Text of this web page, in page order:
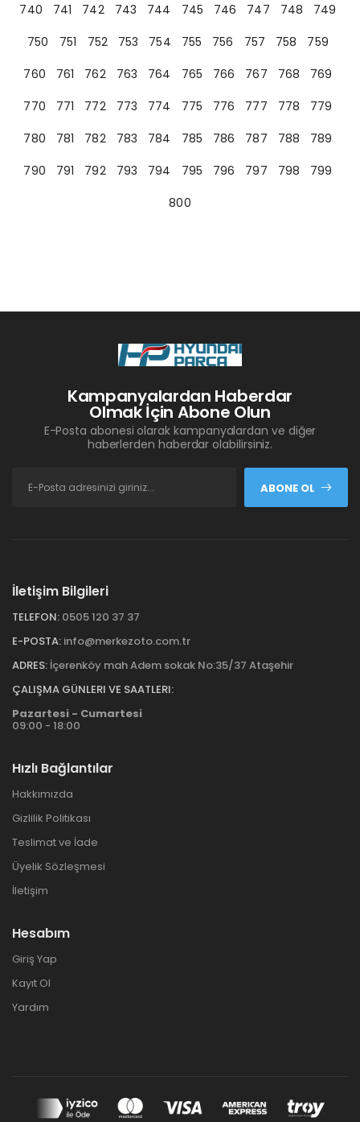
740
741 742 743 744 745 746 747 748
749
750
751 752 753 754 755 756 757 758
759
760
761 762 763 764 765 766 767 768
769
770
771 772 773 774 775 776 777 778
779
780
781 782 783 784 785 786 787 788
789
790
791 792 793 794 795 796 797 798
799
800
Kampanyalardan Haberdar
Olmak İçin Abone Olun
E-Posta abonesi olarak kampanyalardan ve diğer
haberlerden haberdar olabilirsiniz.
ABONE OL
İletişim Bilgileri
TELEFON: 0505 120 37 37
E-POSTA: info@merkezoto.com.tr
ADRES: İçerenköy mah Adem sokak No:35/37 Ataşehir
ÇALIŞMA GÜNLERI VE SAATLERI:
Pazartesi - Cumartesi
09:00 - 18:00
Hızlı Bağlantılar
Hakkımızda
Gizlilik Politikası
Teslimat ve İade
Üyelik Sözleşmesi
İletişim
Hesabım
Giriş Yap
Kayıt Ol
Yardım